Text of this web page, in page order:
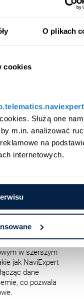
O plikach
cookies
Służą one
m.in. analizować
na
internetowych.
obejmuje nie
oraz
pracy.
w
regulacyjnych,
Tachograf
ale również dane
flotą i
pozwalają:
większe znaczenie
może
w szerszym
jak NaviExpert
dane
co pozwala